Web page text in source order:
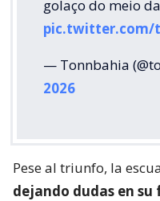
golaço do meio
pic.twitter.com/
— Tonnbahia
2026
Pese al triunfo, la
dejando dudas en